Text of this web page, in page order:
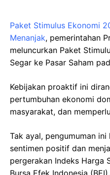
Paket Stimulus Ekonomi
Menanjak, pemerintahan
meluncurkan Paket
Segar ke Pasar Saham
Kebijakan proaktif ini
pertumbuhan ekonomi
masyarakat, dan
Tak ayal, pengumuman
sentimen positif dan
pergerakan Indeks Harga
Bursa Efek Indonesia (BEI).